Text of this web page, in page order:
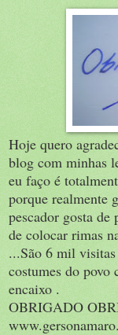
Hoje quero
blog com minhas
eu faço é
porque realmente
pescador gosta de
de colocar rimas
...São 6 mil
costumes do
encaixo .
OBRIGADO